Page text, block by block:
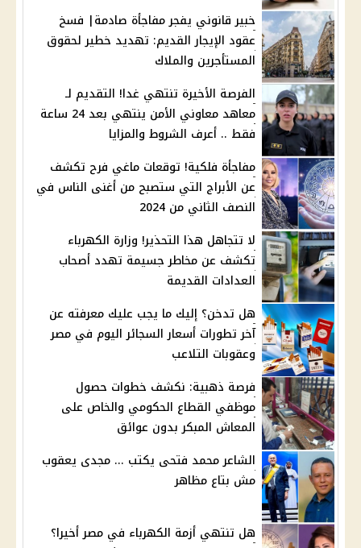
خبير قانوني يفجر مفاجأة صادمة| فسخ
عقود الإيجار القديم: تهديد خطير لحقوق
المستأجرين والملاك
الفرصة الأخيرة تنتهي غدا! التقديم لـ
معاهد معاوني الأمن ينتهي بعد 24 ساعة
فقط .. أعرف الشروط والمزايا
مفاجأة فلكية! توقعات ماغي فرح تكشف
عن الأبراج التي ستصبح من أغنى الناس في
النصف الثاني من 2024
لا تتجاهل هذا التحذير! وزارة الكهرباء
تكشف عن مخاطر جسيمة تهدد أصحاب
العدادات القديمة
هل تدخن؟ إليك ما يجب عليك معرفته عن
آخر تطورات أسعار السجائر اليوم في مصر
وعقوبات التلاعب
فرصة ذهبية: نكشف خطوات حصول
موظفي القطاع الحكومي والخاص على
المعاش المبكر بدون عوائق
الشاعر محمد فتحى يكتب ... مجدى يعقوب
مش بتاع مظاهر
هل تنتهي أزمة الكهرباء في مصر أخيرا؟